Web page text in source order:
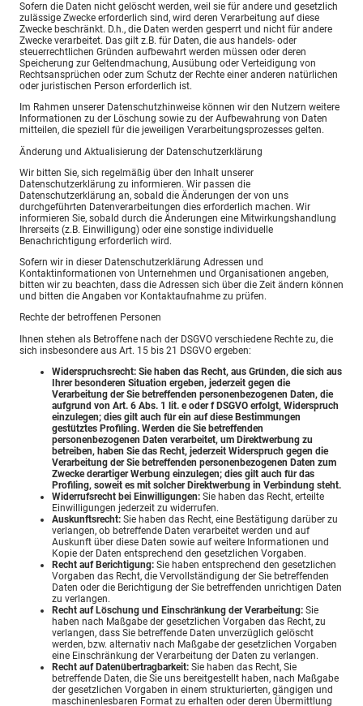
Sofern die Daten nicht gelöscht werden, weil sie für andere und gesetzlich
zulässige Zwecke erforderlich sind, wird deren Verarbeitung auf diese
Zwecke beschränkt. D.h., die Daten werden gesperrt und nicht für andere
Zwecke verarbeitet. Das gilt z.B. für Daten, die aus handels- oder
steuerrechtlichen Gründen aufbewahrt werden müssen oder deren
Speicherung zur Geltendmachung, Ausübung oder Verteidigung von
Rechtsansprüchen oder zum Schutz der Rechte einer anderen natürlichen
oder juristischen Person erforderlich ist.
Im Rahmen unserer Datenschutzhinweise können wir den Nutzern weitere
Informationen zu der Löschung sowie zu der Aufbewahrung von Daten
mitteilen, die speziell für die jeweiligen Verarbeitungsprozesses gelten.
Änderung und Aktualisierung der Datenschutzerklärung
Wir bitten Sie, sich regelmäßig über den Inhalt unserer
Datenschutzerklärung zu informieren. Wir passen die
Datenschutzerklärung an, sobald die Änderungen der von uns
durchgeführten Datenverarbeitungen dies erforderlich machen. Wir
informieren Sie, sobald durch die Änderungen eine Mitwirkungshandlung
Ihrerseits (z.B. Einwilligung) oder eine sonstige individuelle
Benachrichtigung erforderlich wird.
Sofern wir in dieser Datenschutzerklärung Adressen und
Kontaktinformationen von Unternehmen und Organisationen angeben,
bitten wir zu beachten, dass die Adressen sich über die Zeit ändern können
und bitten die Angaben vor Kontaktaufnahme zu prüfen.
Rechte der betroffenen Personen
Ihnen stehen als Betroffene nach der DSGVO verschiedene Rechte zu, die
sich insbesondere aus Art. 15 bis 21 DSGVO ergeben:
Widerspruchsrecht: Sie haben das Recht, aus Gründen, die sich aus
Ihrer besonderen Situation ergeben, jederzeit gegen die
Verarbeitung der Sie betreffenden personenbezogenen Daten, die
aufgrund von Art. 6 Abs. 1 lit. e oder f DSGVO erfolgt, Widerspruch
einzulegen; dies gilt auch für ein auf diese Bestimmungen
gestütztes Profiling. Werden die Sie betreffenden
personenbezogenen Daten verarbeitet, um Direktwerbung zu
betreiben, haben Sie das Recht, jederzeit Widerspruch gegen die
Verarbeitung der Sie betreffenden personenbezogenen Daten zum
Zwecke derartiger Werbung einzulegen; dies gilt auch für das
Profiling, soweit es mit solcher Direktwerbung in Verbindung steht.
Widerrufsrecht bei Einwilligungen: Sie haben das Recht, erteilte
Einwilligungen jederzeit zu widerrufen.
Auskunftsrecht: Sie haben das Recht, eine Bestätigung darüber zu
verlangen, ob betreffende Daten verarbeitet werden und auf
Auskunft über diese Daten sowie auf weitere Informationen und
Kopie der Daten entsprechend den gesetzlichen Vorgaben.
Recht auf Berichtigung: Sie haben entsprechend den gesetzlichen
Vorgaben das Recht, die Vervollständigung der Sie betreffenden
Daten oder die Berichtigung der Sie betreffenden unrichtigen Daten
zu verlangen.
Recht auf Löschung und Einschränkung der Verarbeitung: Sie
haben nach Maßgabe der gesetzlichen Vorgaben das Recht, zu
verlangen, dass Sie betreffende Daten unverzüglich gelöscht
werden, bzw. alternativ nach Maßgabe der gesetzlichen Vorgaben
eine Einschränkung der Verarbeitung der Daten zu verlangen.
Recht auf Datenübertragbarkeit: Sie haben das Recht, Sie
betreffende Daten, die Sie uns bereitgestellt haben, nach Maßgabe
der gesetzlichen Vorgaben in einem strukturierten, gängigen und
maschinenlesbaren Format zu erhalten oder deren Übermittlung